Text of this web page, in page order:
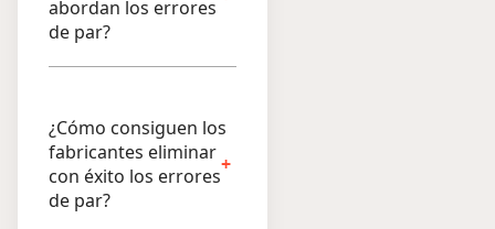
abordan los errores
de par?
¿Cómo consiguen los
fabricantes eliminar
con éxito los errores
de par?